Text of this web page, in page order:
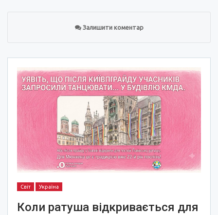
Залишити коментар
Світ Україна
Коли ратуша відкривається для